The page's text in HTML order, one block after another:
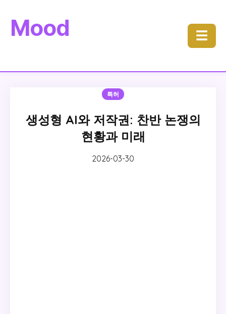
Mood ☰
특허
생성형 AI와 저작권: 찬반 논쟁의
현황과 미래
2026-03-30